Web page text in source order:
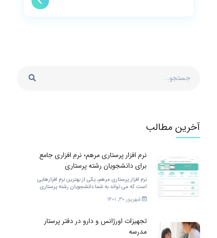
آخرین مطالب
نرم افزار پرستاری مرهم؛ نرم افزاری جامع
برای دانشجویان رشته پرستاری
نرم افزار پرستاری مرهم، یکی از بهترین نرم افزارهایی
است که می تواند به شما دانشجویان رشته پرستاری
خدمات مختلفی را ارائه کند. برای بهتر شدن.
شهریور ۳۰, ۱۴۰۱
تجهیزات اورژانس و دارو در دفتر پرستار
مدرسه